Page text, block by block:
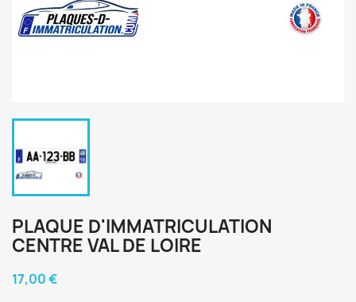
PLAQUE D'IMMATRICULATION
CENTRE VAL DE LOIRE
17,00 €